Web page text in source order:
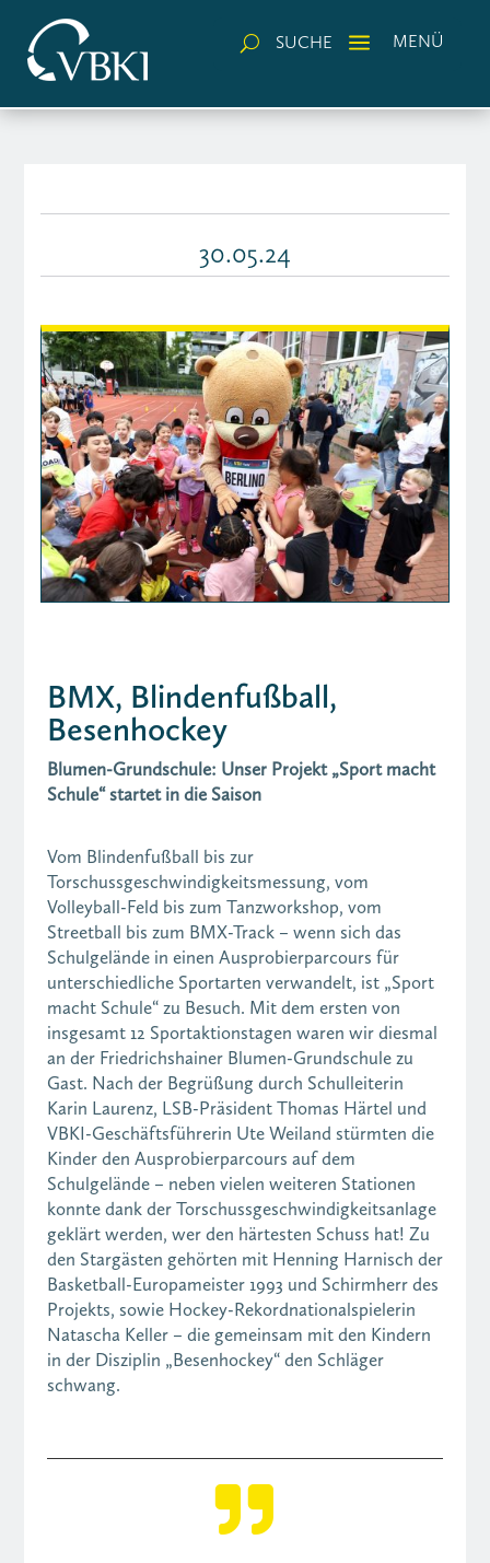
U SUCHE a MENÜ
30.05.24
BMX, Blindenfußball,
Besenhockey
Blumen-Grundschule: Unser Projekt „Sport macht
Schule“ startet in die Saison
Vom Blindenfußball bis zur
Torschussgeschwindigkeitsmessung, vom
Volleyball-Feld bis zum Tanzworkshop, vom
Streetball bis zum BMX-Track – wenn sich das
Schulgelände in einen Ausprobierparcours für
unterschiedliche Sportarten verwandelt, ist „Sport
macht Schule“ zu Besuch. Mit dem ersten von
insgesamt 12 Sportaktionstagen waren wir diesmal
an der Friedrichshainer Blumen-Grundschule zu
Gast. Nach der Begrüßung durch Schulleiterin
Karin Laurenz, LSB-Präsident Thomas Härtel und
VBKI-Geschäftsführerin Ute Weiland stürmten die
Kinder den Ausprobierparcours auf dem
Schulgelände – neben vielen weiteren Stationen
konnte dank der Torschussgeschwindigkeitsanlage
geklärt werden, wer den härtesten Schuss hat! Zu
den Stargästen gehörten mit Henning Harnisch der
Basketball-Europameister 1993 und Schirmherr des
Projekts, sowie Hockey-Rekordnationalspielerin
Natascha Keller – die gemeinsam mit den Kindern
in der Disziplin „Besenhockey“ den Schläger
schwang.
